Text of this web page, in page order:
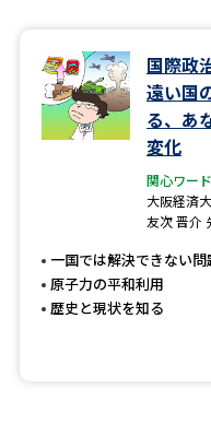
国際政
遠い国
る、あ
変化
関心ワー
大阪経済
友次 晋介
一国では解決できない問
原子力の平和利用
歴史と現状を知る